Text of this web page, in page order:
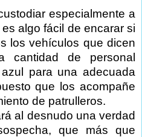
especialmente a
algo fácil de encarar si
los vehículos que dicen
cantidad de personal
para una adecuada
que los acompañe
de patrulleros.
al desnudo una verdad
que más que